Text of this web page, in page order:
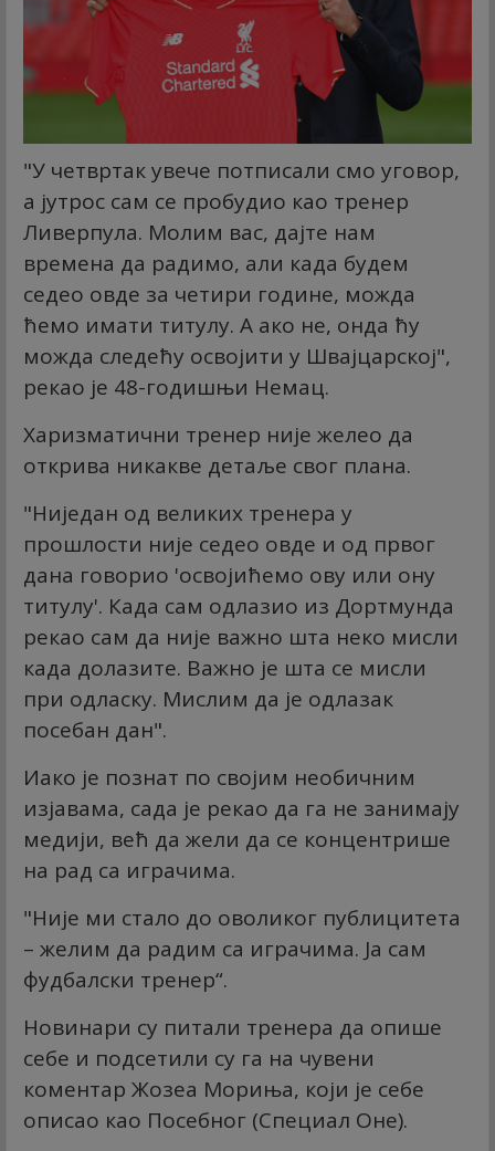
"У четвртак увече потписали смо уговор,
а јутрос сам се пробудио као тренер
Ливерпула. Молим вас, дајте нам
времена да радимо, али када будем
седео овде за четири године, можда
ћемо имати титулу. А ако не, онда ћу
можда следећу освојити у Швајцарској",
рекао је 48-годишњи Немац.
Харизматични тренер није желео да
открива никакве детаље свог плана.
"Ниједан од великих тренера у
прошлости није седео овде и од првог
дана говорио 'освојићемо ову или ону
титулу'. Када сам одлазио из Дортмунда
рекао сам да није важно шта неко мисли
када долазите. Важно је шта се мисли
при одласку. Мислим да је одлазак
посебан дан".
Иако је познат по својим необичним
изјавама, сада је рекао да га не занимају
медији, већ да жели да се концентрише
на рад са играчима.
"Није ми стало до оволиког публицитета
– желим да радим са играчима. Ја сам
фудбалски тренер“.
Новинари су питали тренера да опише
себе и подсетили су га на чувени
коментар Жозеа Мориња, који је себе
описао као Посебног (Специал Оне).